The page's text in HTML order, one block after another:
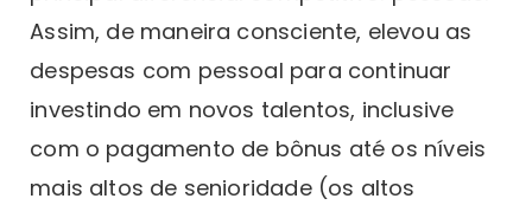
Assim, de maneira consciente, elevou as
despesas com pessoal para continuar
investindo em novos talentos, inclusive
com o pagamento de bônus até os níveis
mais altos de senioridade (os altos